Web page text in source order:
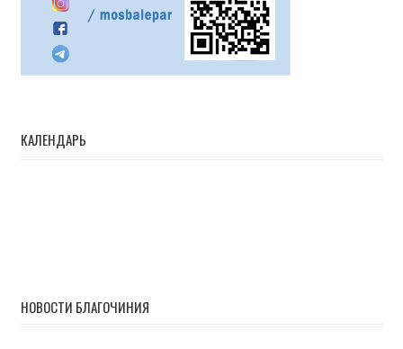
КАЛЕНДАРЬ
НОВОСТИ БЛАГОЧИНИЯ